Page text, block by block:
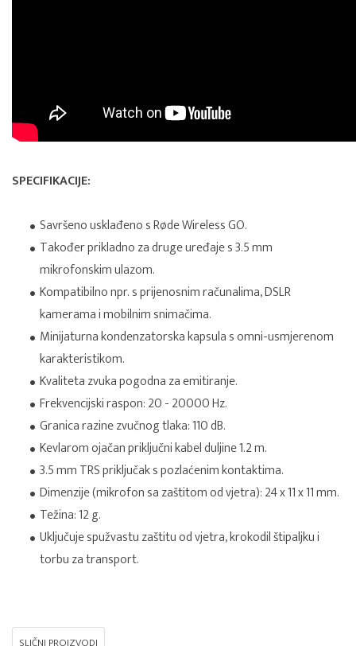
SPECIFIKACIJE:
Savršeno usklađeno s Røde Wireless GO.
Također prikladno za druge uređaje s 3.5 mm
mikrofonskim ulazom.
Kompatibilno npr. s prijenosnim računalima, DSLR
kamerama i mobilnim snimačima.
Minijaturna kondenzatorska kapsula s omni-usmjerenom
karakteristikom.
Kvaliteta zvuka pogodna za emitiranje.
Frekvencijski raspon: 20 - 20000 Hz.
Granica razine zvučnog tlaka: 110 dB.
Kevlarom ojačan priključni kabel duljine 1.2 m.
3.5 mm TRS priključak s pozlaćenim kontaktima.
Dimenzije (mikrofon sa zaštitom od vjetra): 24 x 11 x 11 mm.
Težina: 12 g.
Uključuje spužvastu zaštitu od vjetra, krokodil štipaljku i
torbu za transport.